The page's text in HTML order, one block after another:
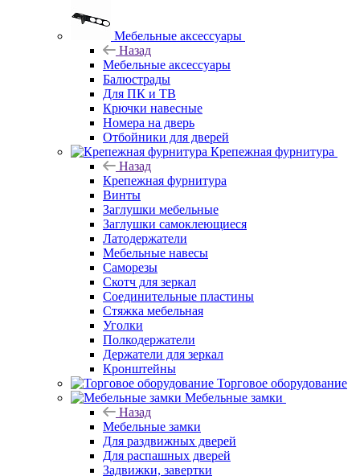
Мебельные аксессуары
Назад
Мебельные аксессуары
Балюстрады
Для ПК и ТВ
Крючки навесные
Номера на дверь
Отбойники для дверей
Крепежная фурнитура
Назад
Крепежная фурнитура
Винты
Заглушки мебельные
Заглушки самоклеющиеся
Латодержатели
Мебельные навесы
Саморезы
Скотч для зеркал
Соединительные пластины
Стяжка мебельная
Уголки
Полкодержатели
Держатели для зеркал
Кронштейны
Торговое оборудование
Мебельные замки
Назад
Мебельные замки
Для раздвижных дверей
Для распашных дверей
Задвижки, завертки